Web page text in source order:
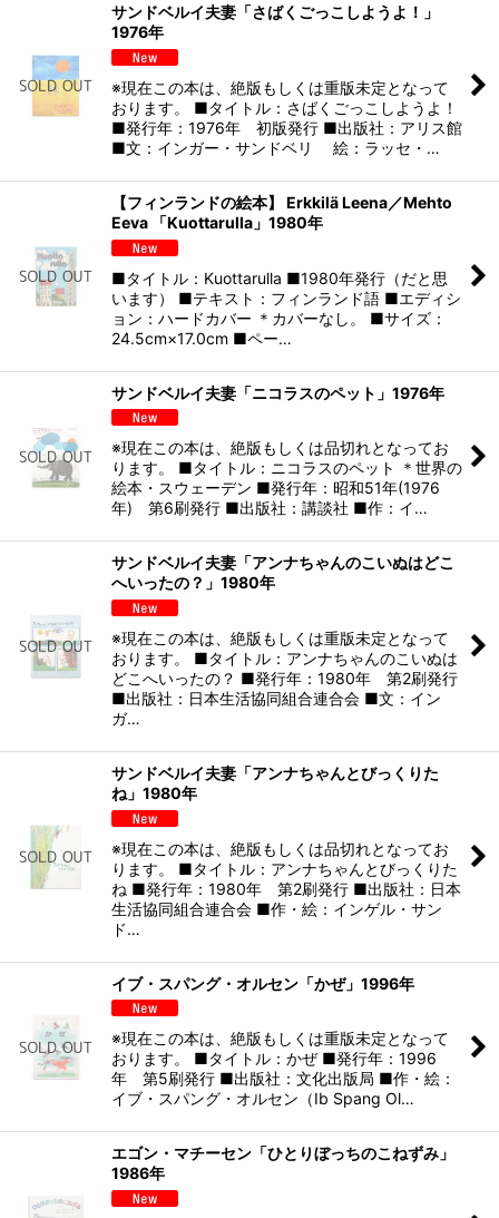
サンドベルイ夫妻「さばくごっこしようよ！」
1976年
※現在この本は、絶版もしくは重版未定となって
おります。 ■タイトル：さばくごっこしようよ！
■発行年：1976年 初版発行 ■出版社：アリス館
■文：インガー・サンドベリ 絵：ラッセ・…
【フィンランドの絵本】 Erkkilä Leena／Mehto
Eeva 「Kuottarulla」1980年
■タイトル：Kuottarulla ■1980年発行（だと思
います） ■テキスト：フィンランド語 ■エディシ
ョン：ハードカバー ＊カバーなし。 ■サイズ：
24.5cm×17.0cm ■ペー…
サンドベルイ夫妻「ニコラスのペット」1976年
※現在この本は、絶版もしくは品切れとなってお
ります。 ■タイトル：ニコラスのペット ＊世界の
絵本・スウェーデン ■発行年：昭和51年(1976
年) 第6刷発行 ■出版社：講談社 ■作：イ…
サンドベルイ夫妻「アンナちゃんのこいぬはどこ
へいったの？」1980年
※現在この本は、絶版もしくは重版未定となって
おります。 ■タイトル：アンナちゃんのこいぬは
どこへいったの？ ■発行年：1980年 第2刷発行
■出版社：日本生活協同組合連合会 ■文：イン
ガ…
サンドベルイ夫妻「アンナちゃんとびっくりた
ね」1980年
※現在この本は、絶版もしくは品切れとなってお
ります。 ■タイトル：アンナちゃんとびっくりた
ね ■発行年：1980年 第2刷発行 ■出版社：日本
生活協同組合連合会 ■作・絵：インゲル・サン
ド…
イブ・スパング・オルセン「かぜ」1996年
※現在この本は、絶版もしくは重版未定となって
おります。 ■タイトル：かぜ ■発行年：1996
年 第5刷発行 ■出版社：文化出版局 ■作・絵：
イブ・スパング・オルセン（Ib Spang Ol…
エゴン・マチーセン「ひとりぼっちのこねずみ」
1986年